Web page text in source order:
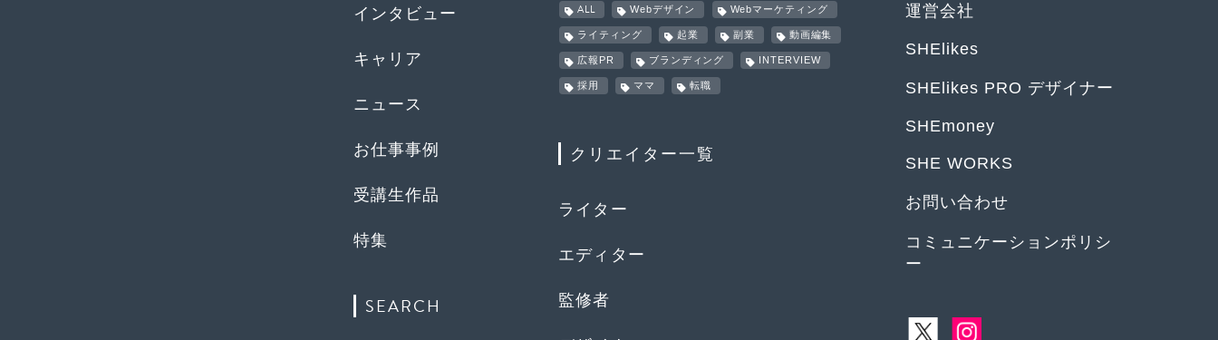
インタビュー
キャリア
ニュース
お仕事事例
受講生作品
特集
SEARCH
ALL Webデザイン Webマーケティング
ライティング 起業 副業 動画編集
広報PR ブランディング INTERVIEW
採用 ママ 転職
クリエイター一覧
ライター
エディター
監修者
運営会社
SHElikes
SHElikes PRO デザイナー
SHEmoney
SHE WORKS
お問い合わせ
コミュニケーションポリシ
ー